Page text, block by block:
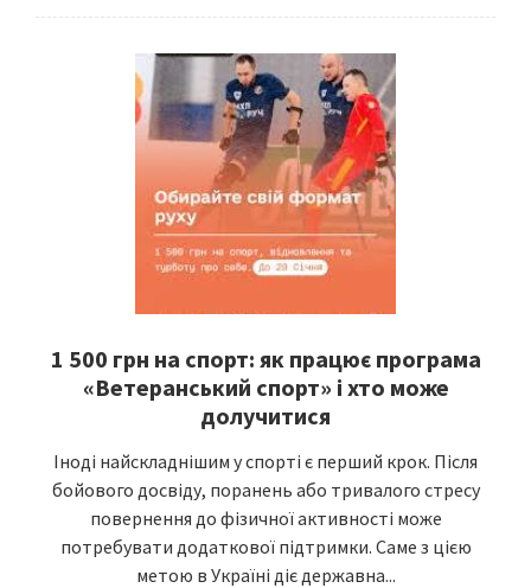
1 500 грн на спорт: як працює програма
«Ветеранський спорт» і хто може
долучитися
Іноді найскладнішим у спорті є перший крок. Після
бойового досвіду, поранень або тривалого стресу
повернення до фізичної активності може
потребувати додаткової підтримки. Саме з цією
метою в Україні діє державна...